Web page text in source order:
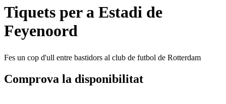
Tiquets per a Estadi de
Feyenoord
Fes un cop d'ull entre bastidors al club de futbol de Rotterdam
Comprova la disponibilitat